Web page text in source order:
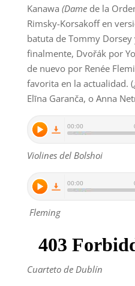
Kanawa (Damede la
Rimsky-Korsakoff en
batuta de Tommy Dorsey
finalmente, Dvořák por
de nuevo por Renée
favorita en la actualidad.
Elīna Garanča, o Anna
Violines del Bolshoi
Fleming
Cuarteto de Dublín